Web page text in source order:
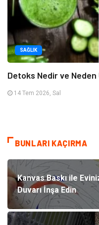
SAĞLIK
Detoks Nedir ve Neden
14 Tem 2026, Sal
BUNLARI KAÇIRMA
Kanvas Baskı ile
Duvarı İnşa Edin